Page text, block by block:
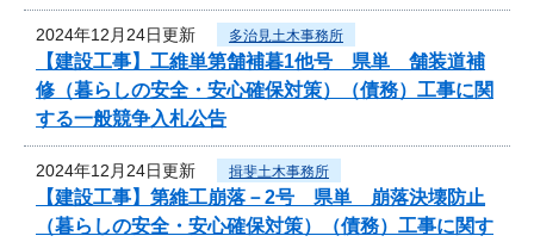
2024年12月24日更新 多治見土木事務所
【建設工事】工維単第舗補暮1他号 県単 舗装道補
修（暮らしの安全・安心確保対策）（債務）工事に関
する一般競争入札公告
2024年12月24日更新 揖斐土木事務所
【建設工事】第維工崩落－2号 県単 崩落決壊防止
（暮らしの安全・安心確保対策）（債務）工事に関す